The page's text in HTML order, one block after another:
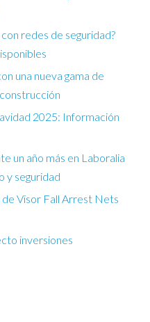
redes de seguridad?
una nueva gama de
2025: Información
un año más en Laboralia
y seguridad
Visor Fall Arrest Nets
inversiones